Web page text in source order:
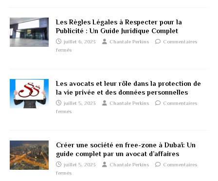
Les Règles Légales à Respecter pour la
Publicité : Un Guide Juridique Complet
juillet 6, 2023 Chantale Perkins
Commentaires
fermés
Les avocats et leur rôle dans la protection de
la vie privée et des données personnelles
juillet 5, 2023 Chantale Perkins
Commentaires
fermés
Créer une société en free-zone à Dubaï: Un
guide complet par un avocat d’affaires
juillet 5, 2023 Chantale Perkins
Commentaires
fermés